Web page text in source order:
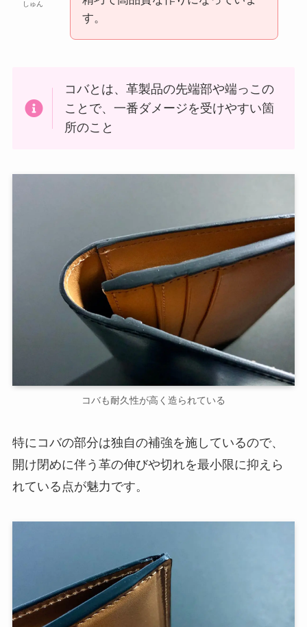
しゅん
す。
コバとは、革製品の先端部や端っこの
ことで、一番ダメージを受けやすい箇
所のこと
コバも耐久性が高く造られている
特にコバの部分は独自の補強を施しているので、
開け閉めに伴う革の伸びや切れを最小限に抑えら
れている点が魅力です。